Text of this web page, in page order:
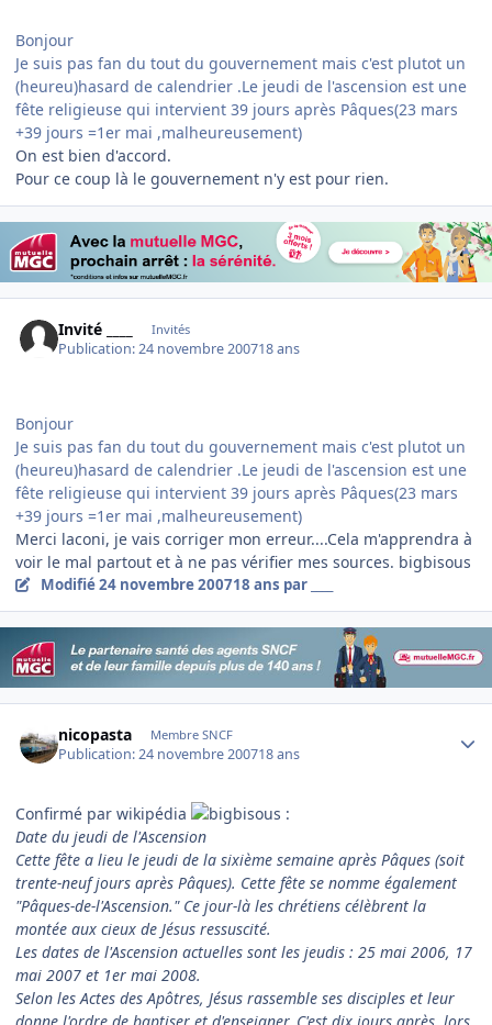
Bonjour
Je suis pas fan du tout du gouvernement mais c'est plutot un
(heureu)hasard de calendrier .Le jeudi de l'ascension est une
fête religieuse qui intervient 39 jours après Pâques(23 mars
+39 jours =1er mai ,malheureusement)
On est bien d'accord.
Pour ce coup là le gouvernement n'y est pour rien.
Invité ____ Invités
Publication:24 novembre 200718 ans
Bonjour
Je suis pas fan du tout du gouvernement mais c'est plutot un
(heureu)hasard de calendrier .Le jeudi de l'ascension est une
fête religieuse qui intervient 39 jours après Pâques(23 mars
+39 jours =1er mai ,malheureusement)
Merci laconi, je vais corriger mon erreur....Cela m'apprendra à
voir le mal partout et à ne pas vérifier mes sources. bigbisous
Modifié24 novembre 200718 ans par ____
nicopasta Membre SNCF
Publication:24 novembre 200718 ans
Confirmé par wikipédia
:
Date du jeudi de l'Ascension
Cette fête a lieu le jeudi de la sixième semaine après Pâques (soit
trente-neuf jours après Pâques). Cette fête se nomme également
"Pâques-de-l'Ascension." Ce jour-là les chrétiens célèbrent la
montée aux cieux de Jésus ressuscité.
Les dates de l'Ascension actuelles sont les jeudis : 25 mai 2006, 17
mai 2007 et 1er mai 2008.
Selon les Actes des Apôtres, Jésus rassemble ses disciples et leur